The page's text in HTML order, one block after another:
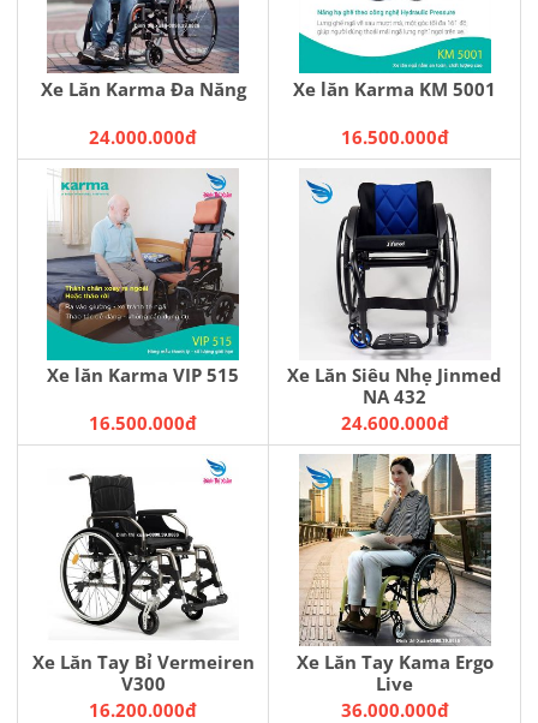
Xe Lăn Karma Đa Năng
24.000.000đ
Xe lăn Karma KM 5001
16.500.000đ
Xe lăn Karma VIP 515
16.500.000đ
Xe Lăn Siêu Nhẹ Jinmed
NA 432
24.600.000đ
Xe Lăn Tay Bỉ Vermeiren
V300
16.200.000đ
Xe Lăn Tay Kama Ergo
Live
36.000.000đ